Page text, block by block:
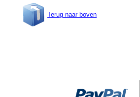
Terug naar boven